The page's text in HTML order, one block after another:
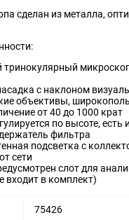
сделан из металла,
тринокулярный
с наклоном
объективы,
от 40 до 1000 крат
по высоте, есть
фильтра
подсветка с
сети
слот для
входит в комплект)
75426